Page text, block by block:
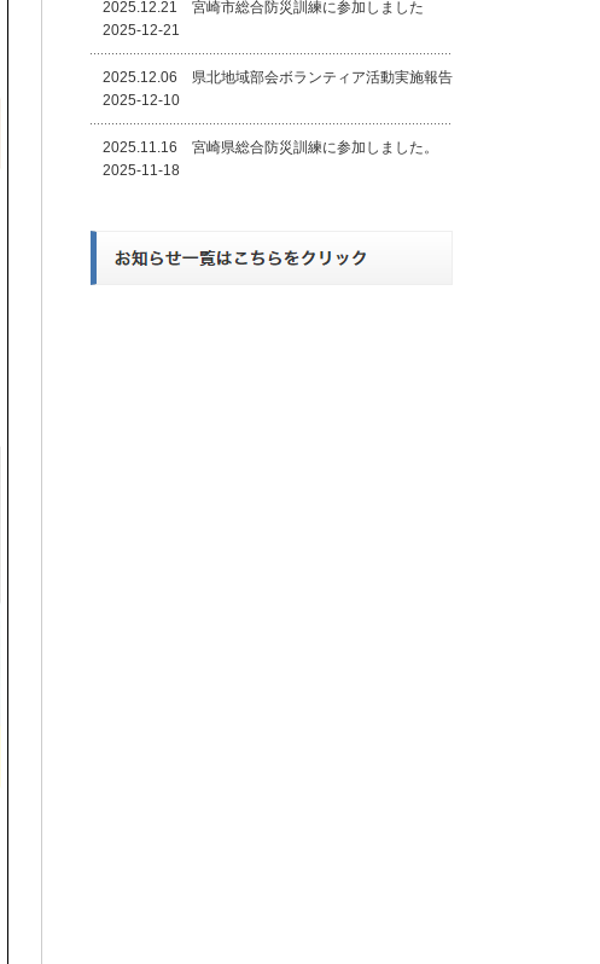
2025.12.21 宮崎市総合防災訓練に参加しました
2025-12-21
2025.12.06 県北地域部会ボランティア活動実施報告
2025-12-10
2025.11.16 宮崎県総合防災訓練に参加しました。
2025-11-18